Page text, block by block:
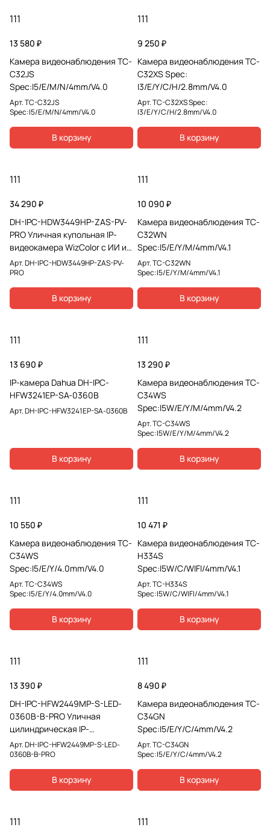
111
13 580 ₽
Камера видеонаблюдения TC-
C32JS
Spec:I5/E/M/N/4mm/V4.0
Арт.TC-C32JS
Spec:I5/E/M/N/4mm/V4.0
В корзину
111
9 250 ₽
Камера видеонаблюдения TC-
C32XS Spec:
I3/E/Y/C/H/2.8mm/V4.0
Арт.TC-C32XS Spec:
I3/E/Y/C/H/2.8mm/V4.0
В корзину
111
34 290 ₽
DH-IPC-HDW3449HP-ZAS-PV-
PRO Уличная купольная IP-
видеокамера WizColor с ИИ и
активным сдерживанием
Арт.DH-IPC-HDW3449HP-ZAS-PV-
PRO
В корзину
111
10 090 ₽
Камера видеонаблюдения TC-
C32WN
Spec:I5/E/Y/M/4mm/V4.1
Арт.TC-C32WN
Spec:I5/E/Y/M/4mm/V4.1
В корзину
111
13 690 ₽
IP-камера Dahua DH-IPC-
HFW3241EP-SA-0360B
Арт.DH-IPC-HFW3241EP-SA-0360B
В корзину
111
13 290 ₽
Камера видеонаблюдения TC-
C34WS
Spec:I5W/E/Y/M/4mm/V4.2
Арт.TC-C34WS
Spec:I5W/E/Y/M/4mm/V4.2
В корзину
111
10 550 ₽
Камера видеонаблюдения TC-
C34WS
Spec:I5/E/Y/4.0mm/V4.0
Арт.TC-C34WS
Spec:I5/E/Y/4.0mm/V4.0
В корзину
111
10 471 ₽
Камера видеонаблюдения TC-
H334S
Spec:I5W/C/WIFI/4mm/V4.1
Арт.TC-H334S
Spec:I5W/C/WIFI/4mm/V4.1
В корзину
111
13 390 ₽
DH-IPC-HFW2449MP-S-LED-
0360B-B-PRO Уличная
цилиндрическая IP-
видеокамера Wizcolor с ИИ
Арт.DH-IPC-HFW2449MP-S-LED-
0360B-B-PRO
В корзину
111
8 490 ₽
Камера видеонаблюдения TC-
C34GN
Spec:I5/E/Y/C/4mm/V4.2
Арт.TC-C34GN
Spec:I5/E/Y/C/4mm/V4.2
В корзину
111 111